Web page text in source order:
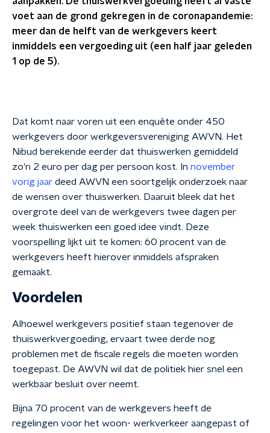
voet aan de grond gekregen in de coronapandemie:
meer dan de helft van de werkgevers keert
inmiddels een vergoeding uit (een half jaar geleden
1 op de 5).
Dat komt naar voren uit een enquête onder 450
werkgevers door werkgeversvereniging AWVN. Het
Nibud berekende eerder dat thuiswerken gemiddeld
zo'n 2 euro per dag per persoon kost. In november
vorig jaar deed AWVN een soortgelijk onderzoek naar
de wensen over thuiswerken. Daaruit bleek dat het
overgrote deel van de werkgevers twee dagen per
week thuiswerken een goed idee vindt. Deze
voorspelling lijkt uit te komen: 60 procent van de
werkgevers heeft hierover inmiddels afspraken
gemaakt.
Voordelen
Alhoewel werkgevers positief staan tegenover de
thuiswerkvergoeding, ervaart twee derde nog
problemen met de fiscale regels die moeten worden
toegepast. De AWVN wil dat de politiek hier snel een
werkbaar besluit over neemt.
Bijna 70 procent van de werkgevers heeft de
regelingen voor het woon- werkverkeer aangepast of